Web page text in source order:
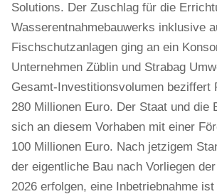
Solutions. Der Zuschlag für die
Wasserentnahmebauwerks inklusive
Fischschutzanlagen ging an ein
Unternehmen Züblin und Strabag
Gesamt-Investitionsvolumen beziffert
280 Millionen Euro. Der Staat und die
sich an diesem Vorhaben mit einer
100 Millionen Euro. Nach jetzigem
der eigentliche Bau nach Vorliegen
2026 erfolgen, eine Inbetriebnahme